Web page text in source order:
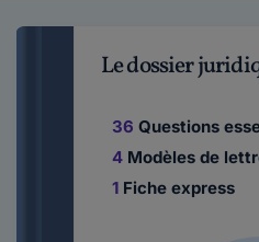
Le dossier
36 Questions
4 Modèles de
1 Fiche express